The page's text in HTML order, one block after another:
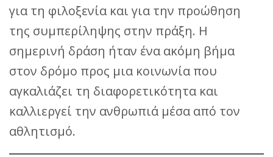
για τη φιλοξενία και για την προώθηση
της συμπερίληψης στην πράξη. Η
σημερινή δράση ήταν ένα ακόμη βήμα
στον δρόμο προς μια κοινωνία που
αγκαλιάζει τη διαφορετικότητα και
καλλιεργεί την ανθρωπιά μέσα από τον
αθλητισμό.